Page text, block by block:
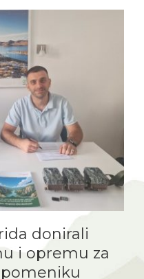
donirali
i opremu za